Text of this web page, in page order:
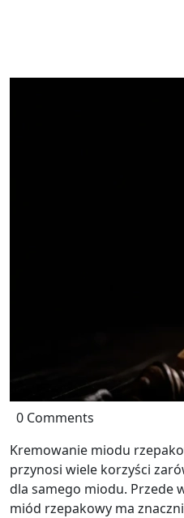
0 Comments
Kremowanie miodu
przynosi wiele korzyści
dla samego miodu. Przede
miód rzepakowy ma